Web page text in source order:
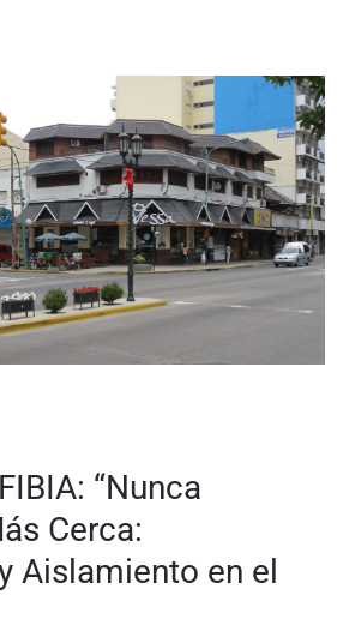
“Nunca
Cerca:
Aislamiento en el